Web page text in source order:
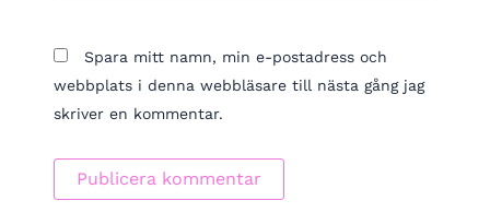
Spara mitt namn, min e-postadress och
webbplats i denna webbläsare till nästa gång jag
skriver en kommentar.